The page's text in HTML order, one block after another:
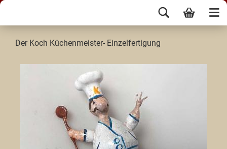
Der Koch Küchenmeister- Einzelfertigung